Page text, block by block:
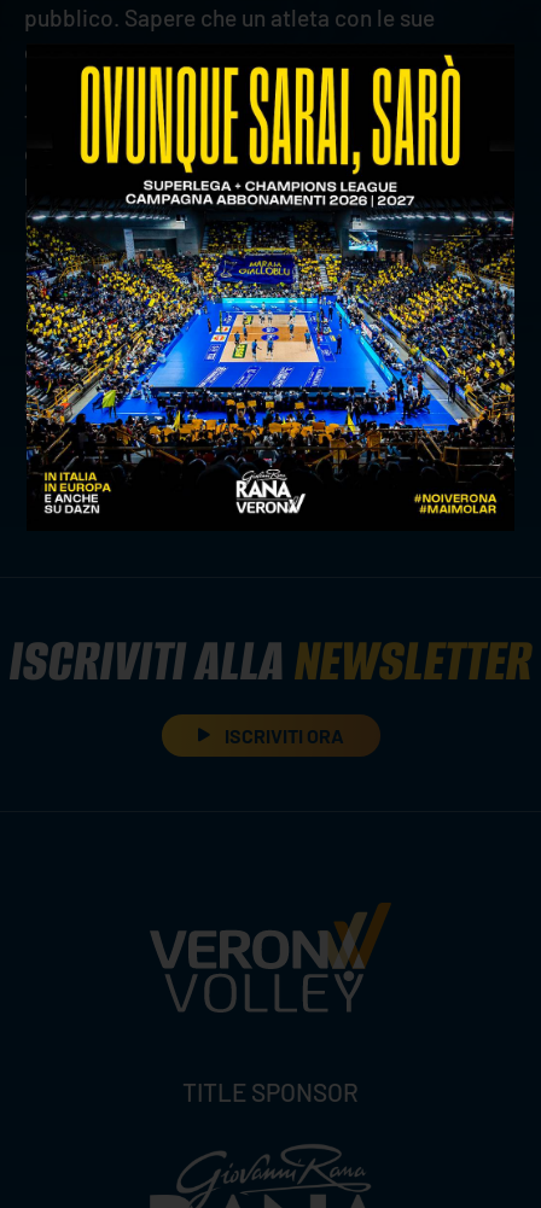
pubblico. Sapere che un atleta con le sue
capacità continuerà a difendere la nostra maglia
ci rende orgogliosi. Quest'anno, i numeri
testimoniano che sta trovando anche grande
continuità di prestazione e all'interno del roster
ha acquisito un ruolo sempre più importante.
L’auspicio è quello di toglierci assieme grandi
soddisfazioni”.
precedente:le parole di coach stoytchev e capitan mozic
in vista delle final four di coppa italia
successivo:match analysis: valsa group modena-rana
verona in sintesi
news prima squadra
ISCRIVITI ALLANEWSLETTER
ISCRIVITI ORA
TITLE SPONSOR